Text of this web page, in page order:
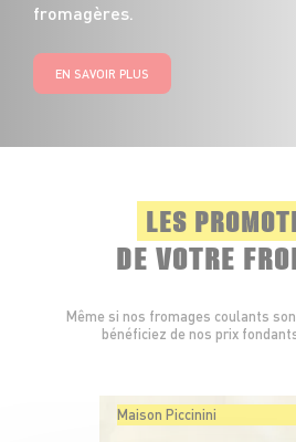
fromagères.
EN SAVOIR PLUS
LES
DE VOTRE
Même si nos fromages coulants
bénéficiez de nos prix
Maison Piccinini